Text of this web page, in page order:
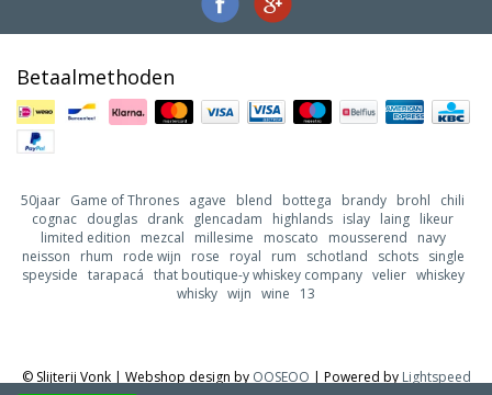
Betaalmethoden
50jaar Game of Thrones agave blend bottega brandy brohl
chili
cognac douglas drank glencadam highlands islay laing likeur
limited edition
mezcal millesime moscato mousserend
navy
neisson
rhum rode wijn rose royal rum schotland schots
single
speyside tarapacá that boutique-y whiskey company velier whiskey
whisky wijn wine 13
© Slijterij Vonk | Webshop design by OOSEOO | Powered by Lightspeed